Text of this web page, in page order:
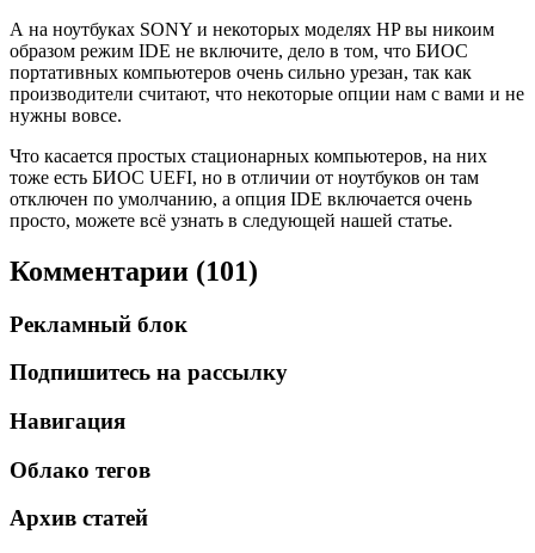
А на ноутбуках SONY и некоторых моделях HP вы никоим
образом режим IDE не включите, дело в том, что БИОС
портативных компьютеров очень сильно урезан, так как
производители считают, что некоторые опции нам с вами и не
нужны вовсе.
Что касается простых стационарных компьютеров, на них
тоже есть БИОС UEFI, но в отличии от ноутбуков он там
отключен по умолчанию, а опция IDE включается очень
просто, можете всё узнать в следующей нашей статье.
Комментарии (101)
Рекламный блок
Подпишитесь на рассылку
Навигация
Облако тегов
Архив статей